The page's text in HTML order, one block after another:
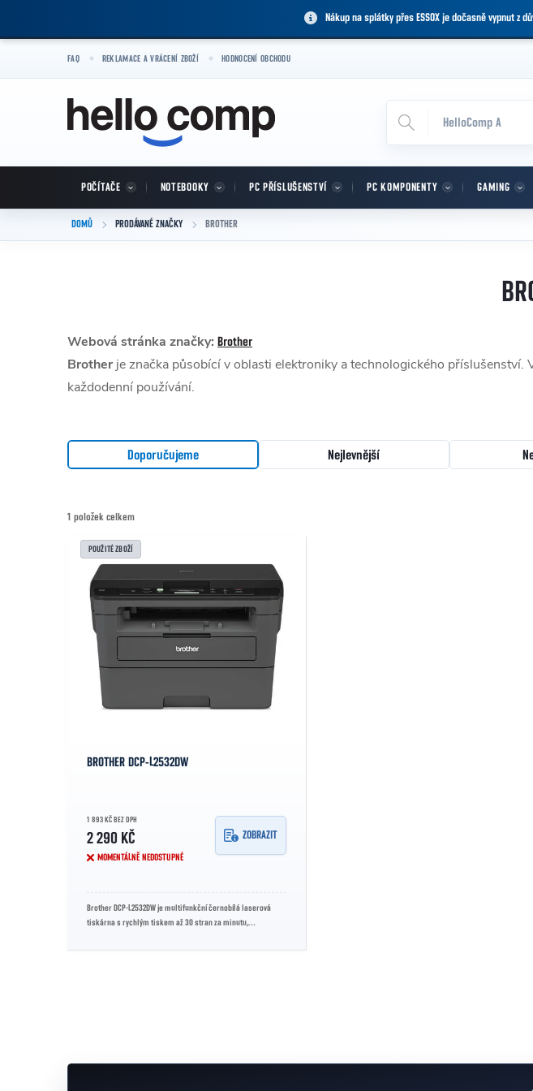
Nákup na splátky přes ESSOX je dočasně vypnut
FAQ REKLAMACE A VRÁCENÍ ZBOŽÍ HODNOCENÍ OBCHODU
POČÍTAČE NOTEBOOKY PC PŘÍSLUŠENSTVÍ PC KOMPONENTY GAMING
DOMŮ PRODÁVANÉ ZNAČKY BROTHER
Webová stránka značky: Brother
Brother je značka působící v oblasti elektroniky a technologického
každodenní používání.
Řazení produktů
Doporučujeme Nejlevnější
1 položek celkem
Výpis produktů
POUŽITÉ ZBOŽÍ
BROTHER DCP-L2532DW
1 893 KČ BEZ DPH
2 290 KČ
MOMENTÁLNĚ NEDOSTUPNÉ
ZOBRAZIT
Brother DCP-L2532DW je multifunkční černobílá laserová
tiskárna s rychlým tiskem až 30 stran za minutu,